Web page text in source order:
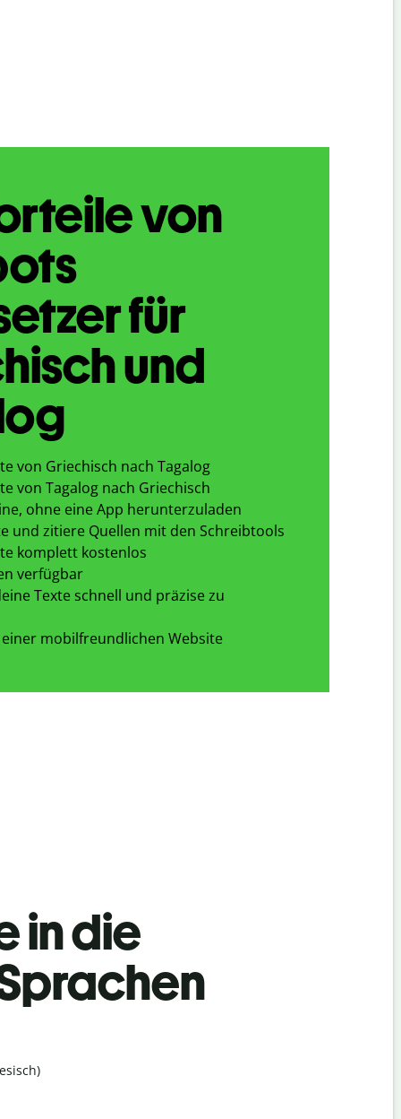
von
für
und
von Griechisch nach Tagalog
von Tagalog nach Griechisch
ohne eine App herunterzuladen
und zitiere Quellen mit den Schreibtools
komplett kostenlos
verfügbar
Texte schnell und präzise zu
mobilfreundlichen Website
in die